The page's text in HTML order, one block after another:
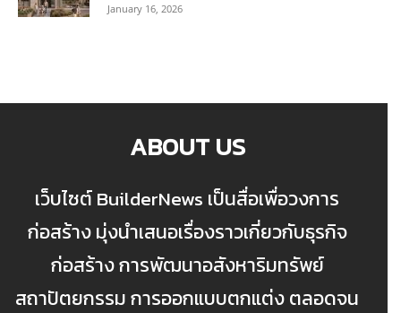
January 16, 2026
ABOUT US
เว็บไซต์ BuilderNews เป็นสื่อเพื่อวงการ
ก่อสร้าง มุ่งนำเสนอเรื่องราวเกี่ยวกับธุรกิจ
ก่อสร้าง การพัฒนาอสังหาริมทรัพย์
สถาปัตยกรรม การออกแบบตกแต่ง ตลอดจน